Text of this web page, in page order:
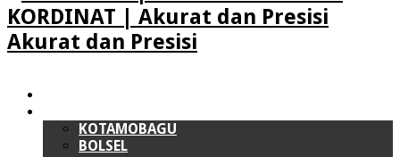
KORDINAT | Akurat dan Presisi
Akurat dan Presisi
KOTAMOBAGU
BOLSEL